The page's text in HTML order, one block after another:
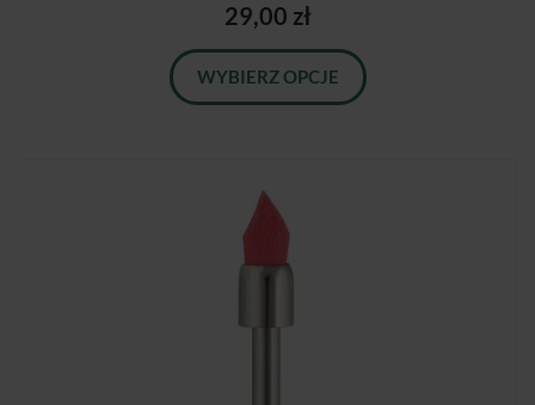
29,00 zł
WYBIERZ OPCJE